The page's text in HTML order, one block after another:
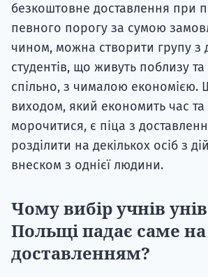
безкоштовне доставлення при
певного порогу за сумою
чином, можна створити групу з
студентів, що живуть поблизу
спільно, з чималою економією.
виходом, який економить час
морочитися, є піца з
розділити на декількох осіб з
внеском з однієї людини.
Чому вибір учнів
Польщі падає саме на
доставленням?